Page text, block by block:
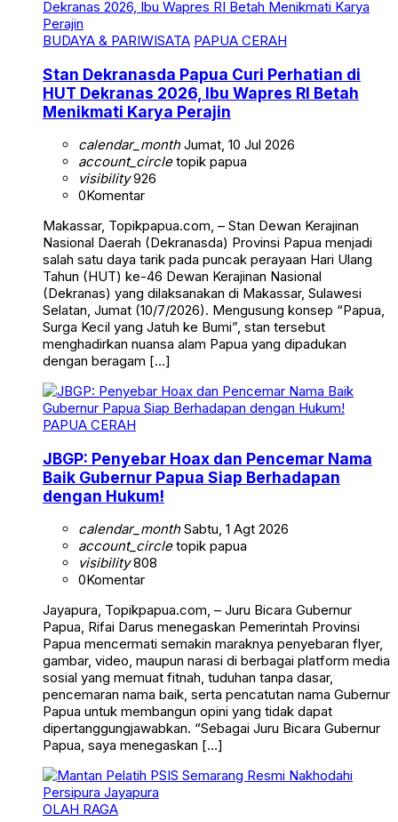
BUDAYA & PARIWISATA PAPUA CERAH
Stan Dekranasda Papua Curi Perhatian di
HUT Dekranas 2026, Ibu Wapres RI Betah
Menikmati Karya Perajin
calendar_monthJumat, 10 Jul 2026
account_circletopik papua
visibility926
0Komentar
Makassar, Topikpapua.com, – Stan Dewan Kerajinan
Nasional Daerah (Dekranasda) Provinsi Papua menjadi
salah satu daya tarik pada puncak perayaan Hari Ulang
Tahun (HUT) ke-46 Dewan Kerajinan Nasional
(Dekranas) yang dilaksanakan di Makassar, Sulawesi
Selatan, Jumat (10/7/2026). Mengusung konsep “Papua,
Surga Kecil yang Jatuh ke Bumi”, stan tersebut
menghadirkan nuansa alam Papua yang dipadukan
dengan beragam […]
PAPUA CERAH
JBGP: Penyebar Hoax dan Pencemar Nama
Baik Gubernur Papua Siap Berhadapan
dengan Hukum!
calendar_monthSabtu, 1 Agt 2026
account_circletopik papua
visibility808
0Komentar
Jayapura, Topikpapua.com, – Juru Bicara Gubernur
Papua, Rifai Darus menegaskan Pemerintah Provinsi
Papua mencermati semakin maraknya penyebaran flyer,
gambar, video, maupun narasi di berbagai platform media
sosial yang memuat fitnah, tuduhan tanpa dasar,
pencemaran nama baik, serta pencatutan nama Gubernur
Papua untuk membangun opini yang tidak dapat
dipertanggungjawabkan. “Sebagai Juru Bicara Gubernur
Papua, saya menegaskan […]
OLAH RAGA